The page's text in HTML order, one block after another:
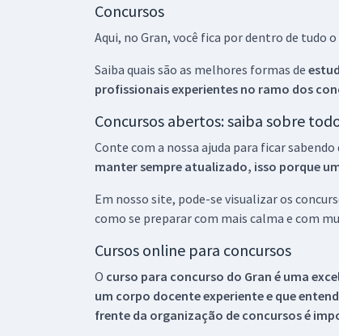
Concursos
Aqui, no Gran, você fica por dentro de tudo
Saiba quais são as melhores formas de
profissionais experientes no ramo dos
Concursos abertos: saiba sobre
Conte com a nossa ajuda para ficar sabendo
manter sempre atualizado, isso porque
Em nosso site, pode-se visualizar os
como se preparar com mais calma e com
Cursos online para concursos
O curso para concurso do Gran é uma
um corpo docente experiente e que
frente da organização de concursos é